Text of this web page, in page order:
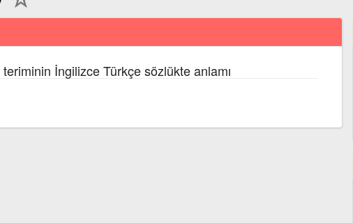
teriminin İngilizce Türkçe sözlükte anlamı